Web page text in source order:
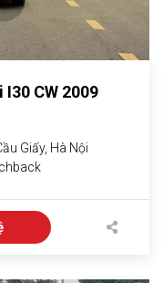
I30 CW 2009
Giấy, Hà Nội